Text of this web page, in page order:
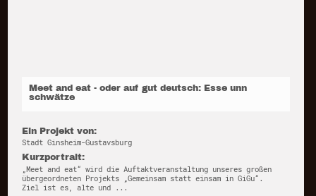
Meet and eat - oder auf gut deutsch: Esse unn
schwätze
Ein Projekt von:
Stadt Ginsheim-Gustavsburg
Kurzportrait:
„Meet and eat“ wird die Auftaktveranstaltung unseres großen
übergeordneten Projekts „Gemeinsam statt einsam in GiGu“.
Ziel ist es, alte und ...